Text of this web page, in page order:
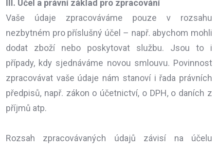
III. Účel a právní základ pro zpracování
Vaše údaje zpracováváme pouze v rozsahu
nezbytném pro příslušný účel – např. abychom mohli
dodat zboží nebo poskytovat službu. Jsou to i
případy, kdy sjednáváme novou smlouvu. Povinnost
zpracovávat vaše údaje nám stanoví i řada právních
předpisů, např. zákon o účetnictví, o DPH, o daních z
příjmů atp.
Rozsah zpracovávaných údajů závisí na účelu